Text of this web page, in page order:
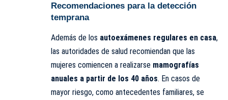
Recomendaciones para la detección
temprana
Además de los autoexámenes regulares en casa,
las autoridades de salud recomiendan que las
mujeres comiencen a realizarse mamografías
anuales a partir de los 40 años. En casos de
mayor riesgo, como antecedentes familiares, se